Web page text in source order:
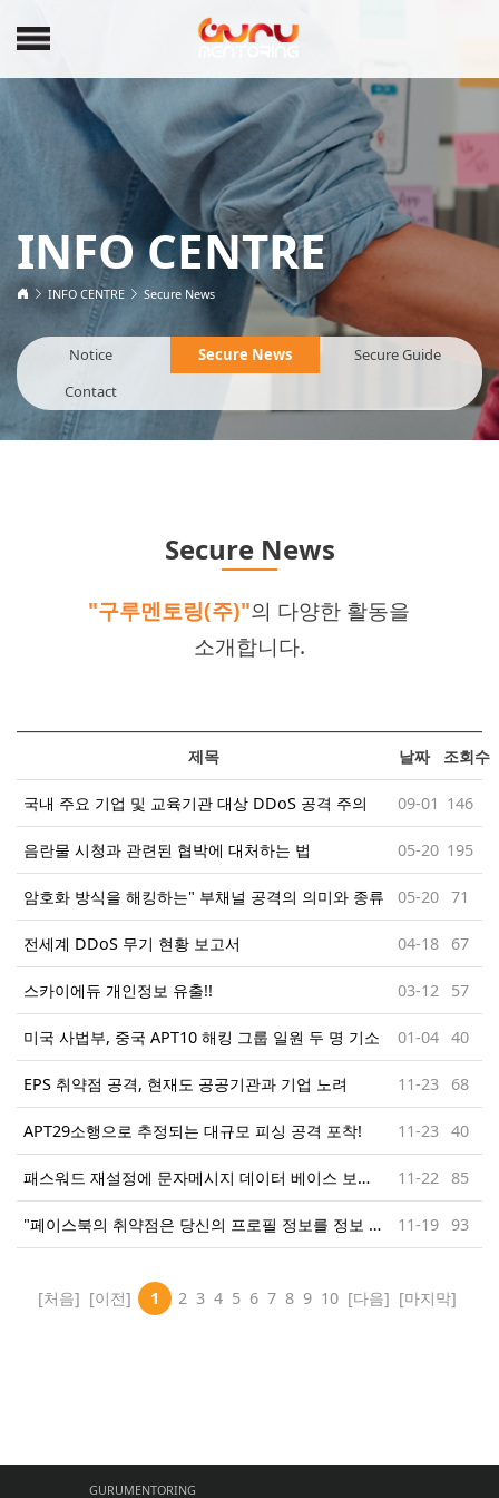
INFO CENTRE
INFO CENTRE Secure News
Notice Secure News
Secure Guide
Contact
Secure News
"구루멘토링(주)"의 다양한 활동을
소개합니다.
제목 날짜 조회수
국내 주요 기업 및 교육기관 대상 DDoS 공격 주의 09-01 146
음란물 시청과 관련된 협박에 대처하는 법 05-20 195
암호화 방식을 해킹하는" 부채널 공격의 의미와 종류 05-20 71
전세계 DDoS 무기 현황 보고서 04-18 67
스카이에듀 개인정보 유출!! 03-12 57
미국 사법부, 중국 APT10 해킹 그룹 일원 두 명 기소 01-04 40
EPS 취약점 공격, 현재도 공공기관과 기업 노려 11-23 68
APT29소행으로 추정되는 대규모 피싱 공격 포착! 11-23 40
패스워드 재설정에 문자메시지 데이터 베이스 보안은 매우 취약하다! 11-22 85
"페이스북의 취약점은 당신의 프로필 정보를 정보 도둑들에게 제공하였다. " 11-19 93
[처음] [이전] 1 2 3 4 5 6 7 8 9 10 [다음] [마지막]
GURUMENTORING